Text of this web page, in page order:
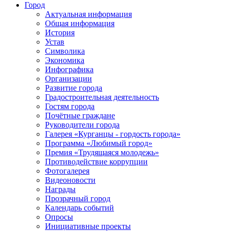
Город
Актуальная информация
Общая информация
История
Устав
Символика
Экономика
Инфографика
Организации
Развитие города
Градостроительная деятельность
Гостям города
Почётные граждане
Руководители города
Галерея «Курганцы - гордость города»
Программа «Любимый город»
Премия «Трудящаяся молодежь»
Противодействие коррупции
Фотогалерея
Видеоновости
Награды
Прозрачный город
Календарь событий
Опросы
Инициативные проекты